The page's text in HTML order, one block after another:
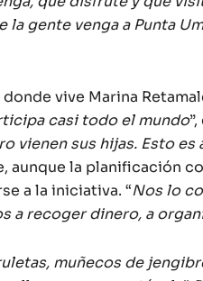
la gente venga a Punta
donde vive Marina
casi todo el mundo
vienen sus hijas. Esto
aunque la planificación
a la iniciativa. “Nos lo
a recoger dinero, a
muñecos de